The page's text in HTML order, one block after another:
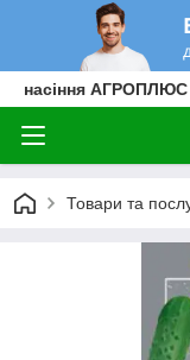
насіння АГРОПЛЮС
Товари та